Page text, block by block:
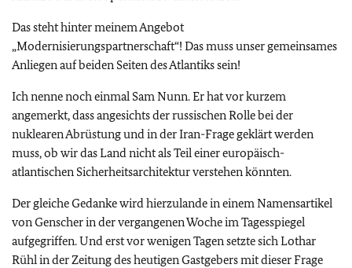
Das steht hinter meinem Angebot
„Modernisierungspartnerschaft“! Das muss unser gemeinsames
Anliegen auf beiden Seiten des Atlantiks sein!
Ich nenne noch einmal Sam Nunn. Er hat vor kurzem
angemerkt, dass angesichts der russischen Rolle bei der
nuklearen Abrüstung und in der Iran-Frage geklärt werden
muss, ob wir das Land nicht als Teil einer europäisch-
atlantischen Sicherheitsarchitektur verstehen könnten.
Der gleiche Gedanke wird hierzulande in einem Namensartikel
von Genscher in der vergangenen Woche im Tagesspiegel
aufgegriffen. Und erst vor wenigen Tagen setzte sich Lothar
Rühl in der Zeitung des heutigen Gastgebers mit dieser Frage